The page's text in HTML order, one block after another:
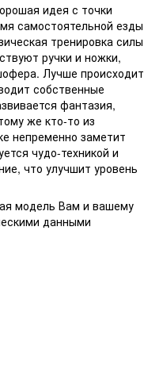
идея с точки
самостоятельной езды
тренировка силы
ручки и ножки,
Лучше происходит
собственные
фантазия,
же кто-то из
непременно заметит
чудо-техникой и
что улучшит уровень
модель Вам и вашему
данными